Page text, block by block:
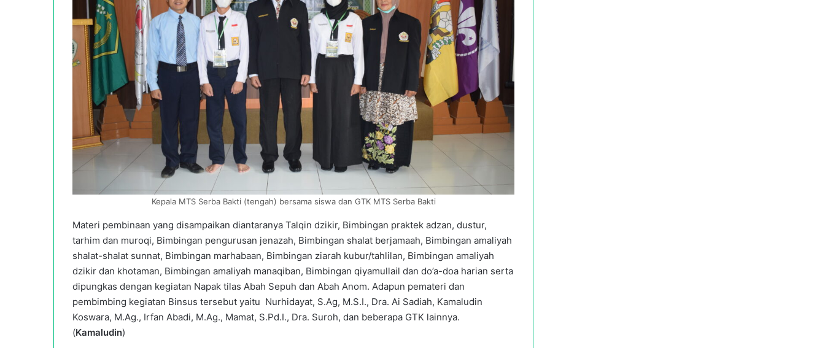
Kepala MTS Serba Bakti (tengah) bersama siswa dan GTK MTS Serba Bakti
Materi pembinaan yang disampaikan diantaranya Talqin dzikir, Bimbingan praktek adzan, dustur,
tarhim dan muroqi, Bimbingan pengurusan jenazah, Bimbingan shalat berjamaah, Bimbingan amaliyah
shalat-shalat sunnat, Bimbingan marhabaan, Bimbingan ziarah kubur/tahlilan, Bimbingan amaliyah
dzikir dan khotaman, Bimbingan amaliyah manaqiban, Bimbingan qiyamullail dan do’a-doa harian serta
dipungkas dengan kegiatan Napak tilas Abah Sepuh dan Abah Anom. Adapun pemateri dan
pembimbing kegiatan Binsus tersebut yaitu Nurhidayat, S.Ag, M.S.I., Dra. Ai Sadiah, Kamaludin
Koswara, M.Ag., Irfan Abadi, M.Ag., Mamat, S.Pd.I., Dra. Suroh, dan beberapa GTK lainnya.
(Kamaludin)